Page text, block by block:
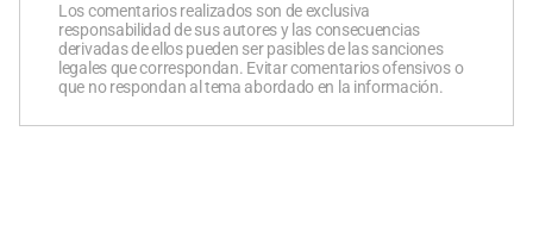
Los comentarios realizados son de exclusiva
responsabilidad de sus autores y las consecuencias
derivadas de ellos pueden ser pasibles de las sanciones
legales que correspondan. Evitar comentarios ofensivos o
que no respondan al tema abordado en la información.